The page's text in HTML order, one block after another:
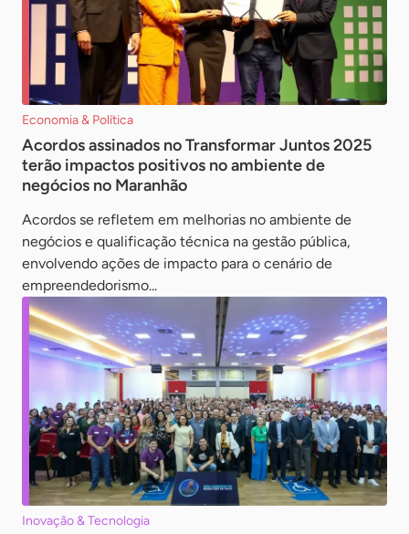
Economia & Política
Acordos assinados no Transformar Juntos 2025
terão impactos positivos no ambiente de
negócios no Maranhão
Acordos se refletem em melhorias no ambiente de
negócios e qualificação técnica na gestão pública,
envolvendo ações de impacto para o cenário de
empreendedorismo...
Inovação & Tecnologia